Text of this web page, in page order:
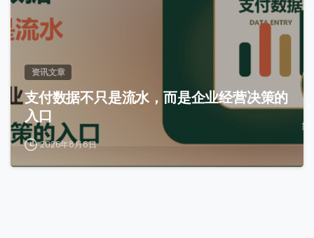
资讯文章
支付数据不只是流水，而是企业经营决策的
入口
2026年8月6日